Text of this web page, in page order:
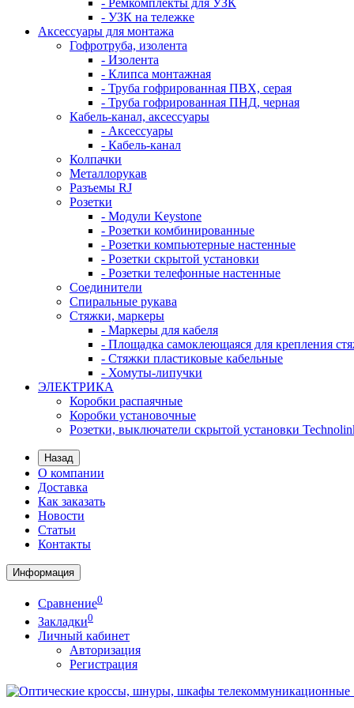
- Ремкомплекты для УЗК
- УЗК на тележке
Аксессуары для монтажа
Гофротруба, изолента
- Изолента
- Клипса монтажная
- Труба гофрированная ПВХ, серая
- Труба гофрированная ПНД, черная
Кабель-канал, аксессуары
- Аксессуары
- Кабель-канал
Колпачки
Металлорукав
Разъемы RJ
Розетки
- Модули Keystone
- Розетки комбинированные
- Розетки компьютерные настенные
- Розетки скрытой установки
- Розетки телефонные настенные
Соединители
Спиральные рукава
Стяжки, маркеры
- Маркеры для кабеля
- Площадка самоклеющаяся для крепления
- Стяжки пластиковые кабельные
- Хомуты-липучки
ЭЛЕКТРИКА
Коробки распаячные
Коробки установочные
Розетки, выключатели скрытой установки
Назад
О компании
Доставка
Как заказать
Новости
Статьи
Контакты
Информация
Сравнение0
Закладки0
Личный кабинет
Авторизация
Регистрация